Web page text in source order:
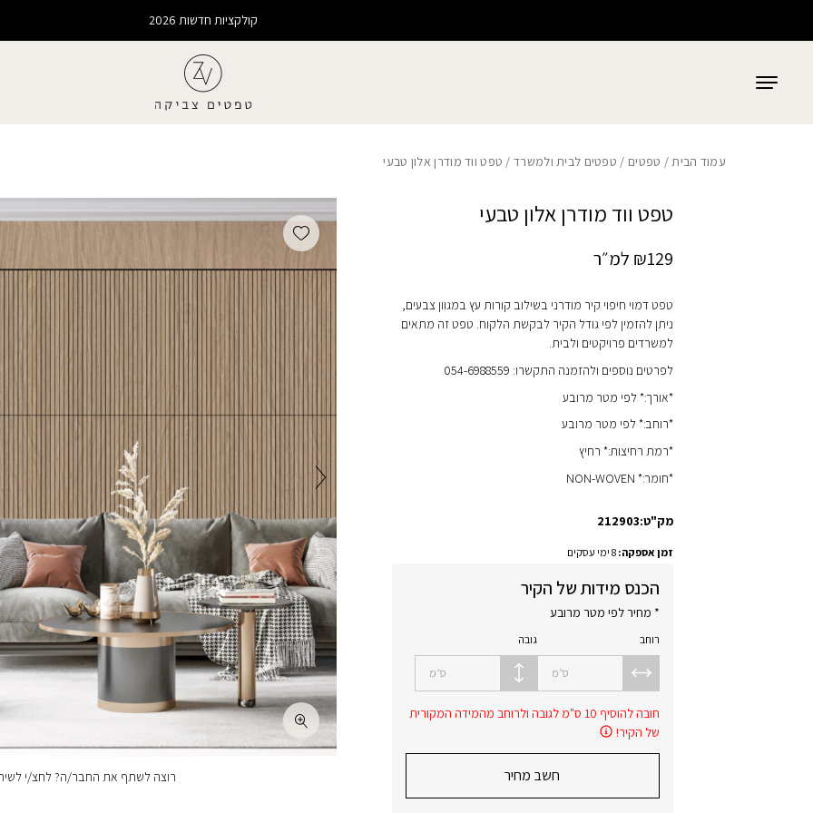
קולקציות חדשות 2026
עמוד הבית/ טפטים / טפטים לבית ולמשרד/ טפט ווד מודרן אלון טבעי
טפט ווד מודרן אלון טבעי
₪129 למ״ר
טפט דמוי חיפוי קיר מודרני בשילוב קורות עץ במגוון צבעים,
ניתן להזמין לפי גודל הקיר לבקשת הלקוח. טפט זה מתאים
למשרדים פרויקטים ולבית.
לפרטים נוספים ולהזמנה התקשרו: 054-6988559
*אורך:* לפי מטר מרובע
*רוחב:* לפי מטר מרובע
*רמת רחיצות:* רחיץ
*חומר:* NON-WOVEN
מק"ט:212903
זמן אספקה:8 ימי עסקים
הכנס מידות של הקיר
* מחיר לפי מטר מרובע
רוחב
ס״מ
גובה
ס״מ
חובה להוסיף 10 ס"מ לגובה ולרוחב מהמידה המקורית
של הקיר!
חשב מחיר
Add wishlist
רוצה לשתף את החבר/ה? לחצ/י